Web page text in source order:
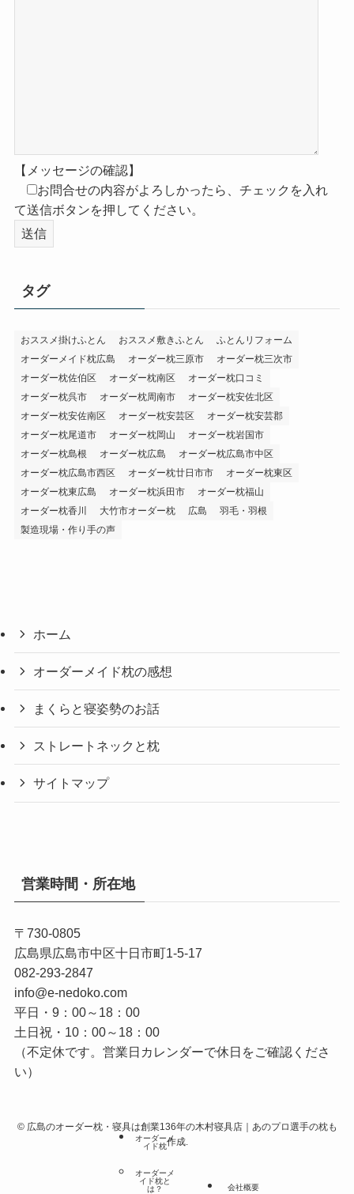
【メッセージの確認】
お問合せの内容がよろしかったら、チェックを入れ
て送信ボタンを押してください。
タグ
おススメ掛けふとん おススメ敷きふとん
ふとんリフォーム
オーダーメイド枕広島
オーダー枕三原市
オーダー枕三次市
オーダー枕佐伯区
オーダー枕南区
オーダー枕口コミ
オーダー枕呉市
オーダー枕周南市
オーダー枕安佐北区
オーダー枕安佐南区
オーダー枕安芸区
オーダー枕安芸郡
オーダー枕尾道市
オーダー枕岡山
オーダー枕岩国市
オーダー枕島根
オーダー枕広島
オーダー枕広島市中区
オーダー枕広島市西区
オーダー枕廿日市市
オーダー枕東区
オーダー枕東広島
オーダー枕浜田市
オーダー枕福山
オーダー枕香川
大竹市オーダー枕 広島
羽毛・羽根
製造現場・作り手の声
ホーム
オーダーメイド枕の感想
まくらと寝姿勢のお話
ストレートネックと枕
サイトマップ
営業時間・所在地
〒730-0805
広島県広島市中区十日市町1-5-17
082-293-2847
info@e-nedoko.com
平日・9：00～18：00
土日祝・10：00～18：00
（不定休です。営業日カレンダーで休日をご確認くださ
い）
©広島のオーダー枕・寝具は創業136年の木村寝具店｜あのプロ選手の枕も
作成.
オーダーメ
イド枕
オーダーメ
イド枕と
は？
会社概要